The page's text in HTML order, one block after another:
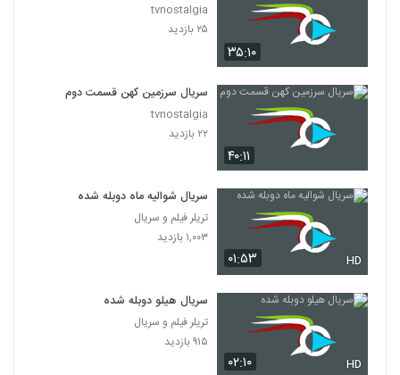
۳۵:۱۰
tvnostalgia
۲۵ بازدید
۴۰:۱۱
سریال سرزمین کهن قسمت دوم
tvnostalgia
۲۲ بازدید
۰۱:۵۳ HD
سریال شوالیه ماه دوبله شده
تریلر فیلم و سریال
۱,۰۰۳ بازدید
۰۲:۱۰ HD
سریال هیلو دوبله شده
تریلر فیلم و سریال
۹۱۵ بازدید